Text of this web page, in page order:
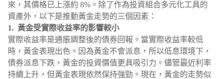
來，其價格已上漲約 8%。除了作為投資組合多元化工具的
資產外，以下是推動黃金走勢的三個因素：
1. 黃金受實際收益率的影響較小
實際收益率是通脹調整後的債券回報。當實際收益率較低
時，黃金表現出色。因為黃金不會派息，所以低息環境下，
債券派息下跌，黃金的投資價值更具吸引力。儘管最近利率
持續上升，但黃金表現依然保持強勁。現在，黃金的走勢似